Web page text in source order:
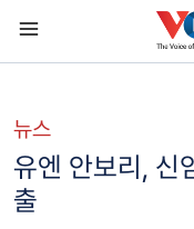
뉴스
유엔 안보리, 신
출